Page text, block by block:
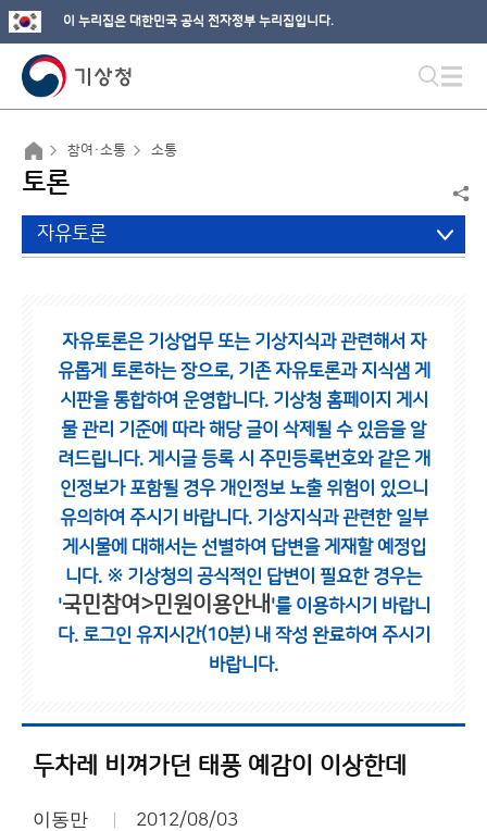
이 누리집은 대한민국 공식 전자정부 누리집입니다.
참여·소통 소통
토론
자유토론
자유토론은 기상업무 또는 기상지식과 관련해서 자
유롭게 토론하는 장으로, 기존 자유토론과 지식샘 게
시판을 통합하여 운영합니다. 기상청 홈페이지 게시
물 관리 기준에 따라 해당 글이 삭제될 수 있음을 알
려드립니다. 게시글 등록 시 주민등록번호와 같은 개
인정보가 포함될 경우 개인정보 노출 위험이 있으니
유의하여 주시기 바랍니다. 기상지식과 관련한 일부
게시물에 대해서는 선별하여 답변을 게재할 예정입
니다. ※ 기상청의 공식적인 답변이 필요한 경우는
'국민참여>민원이용안내 '를 이용하시기 바랍니
다. 로그인 유지시간(10분) 내 작성 완료하여 주시기
바랍니다.
두차레 비껴가던 태풍 예감이 이상한데
이동만 2012/08/03